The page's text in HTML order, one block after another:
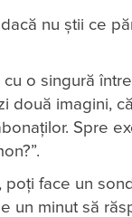
nu știi ce
o singură
imagini,
Spre
poți face un
un minut să